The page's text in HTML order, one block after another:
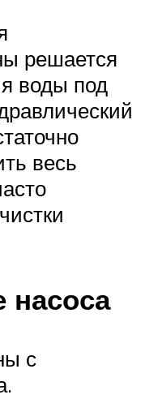
решается
воды под
весь
насоса
с